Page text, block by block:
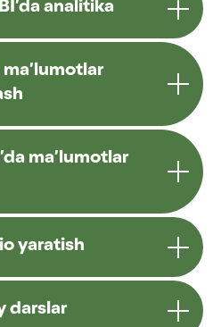
analitika
ma’lumotlar
yaratish
darslar